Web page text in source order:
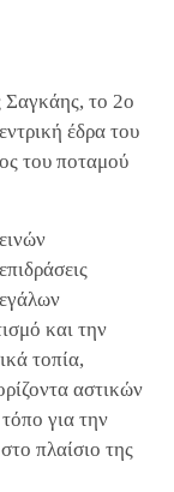
Σαγκάης, το 2ο
έδρα του
του ποταμού
και την
τοπία,
αστικών
για την
πλαίσιο της